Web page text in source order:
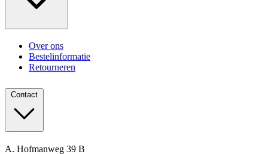
Over ons
Bestelinformatie
Retourneren
Contact
A. Hofmanweg 39 B